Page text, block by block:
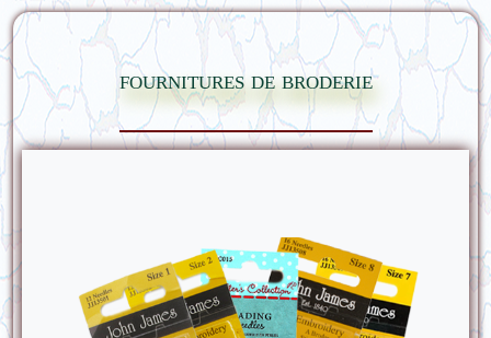
fournitures de broderie